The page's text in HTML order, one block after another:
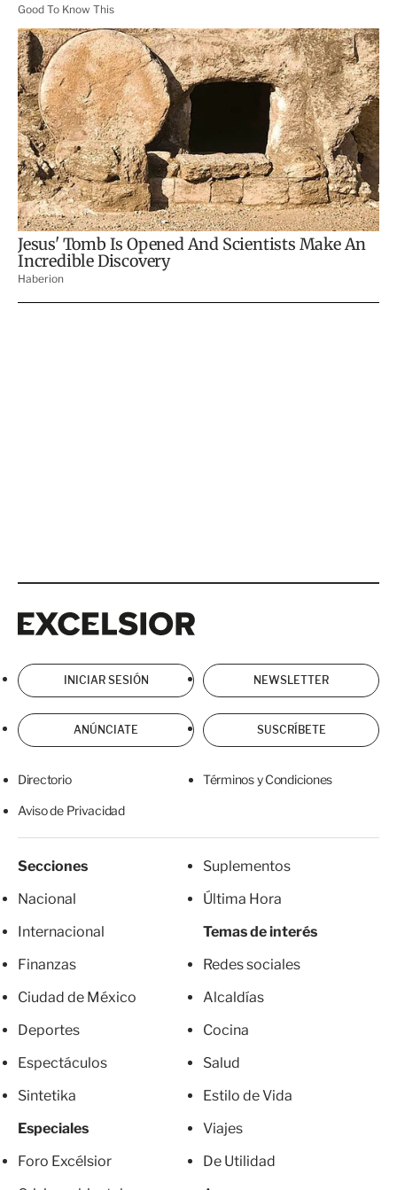
INICIAR SESIÓN NEWSLETTER
ANÚNCIATE SUSCRÍBETE
Directorio Términos y Condiciones
Aviso de Privacidad
Secciones
Nacional
Internacional
Finanzas
Ciudad de México
Deportes
Espectáculos
Sintetika
Especiales
Foro Excélsior
Suplementos
Última Hora
Temas de interés
Redes sociales
Alcaldías
Cocina
Salud
Estilo de Vida
Viajes
De Utilidad